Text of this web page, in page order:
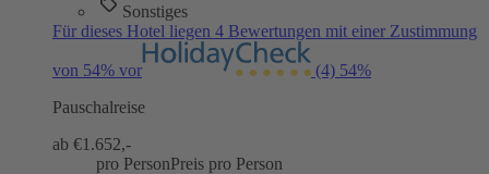
Sonstiges
Für dieses Hotel liegen 4 Bewertungen mit einer Zustimmung
von 54% vor (4) 54%
Pauschalreise
ab €1.652,-
pro PersonPreis pro Person